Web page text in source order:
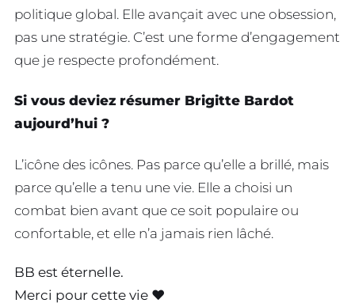
politique global. Elle avançait avec une obsession,
pas une stratégie. C’est une forme d’engagement
que je respecte profondément.
Si vous deviez résumer Brigitte Bardot
aujourd’hui ?
L’icône des icônes. Pas parce qu’elle a brillé, mais
parce qu’elle a tenu une vie. Elle a choisi un
combat bien avant que ce soit populaire ou
confortable, et elle n’a jamais rien lâché.
BB est éternelle.
Merci pour cette vie ♥️